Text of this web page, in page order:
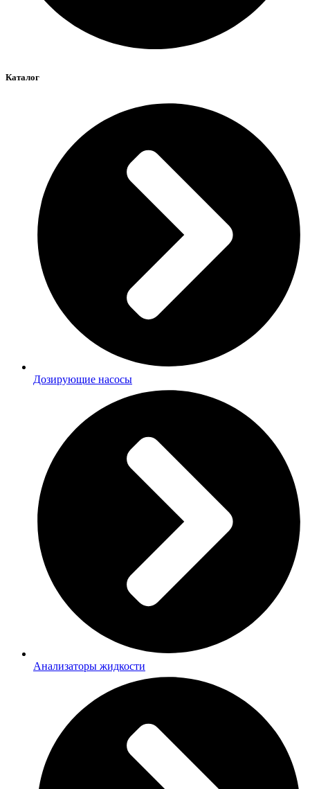
Каталог
Дозирующие насосы
Анализаторы жидкости